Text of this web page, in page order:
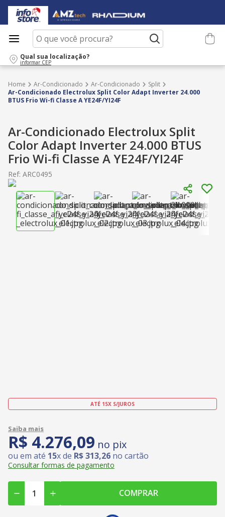
O que você procura?
Qual sua localização?
informar CEP
Ar-Condicionado Ar-Condicionado
Split
Ar-Condicionado Electrolux Split Color Adapt Inverter 24.000
BTUS Frio Wi-fi Classe A YE24F/YI24F
Ar-Condicionado Electrolux Split
Color Adapt Inverter 24.000 BTUS
Frio Wi-fi Classe A YE24F/YI24F
Ref: ARC0495
ATÉ 15X S/JUROS
R$ 4.276,09 no pix
ou em até 15x de R$313,26 no cartão
Consultar formas de pagamento
COMPRAR